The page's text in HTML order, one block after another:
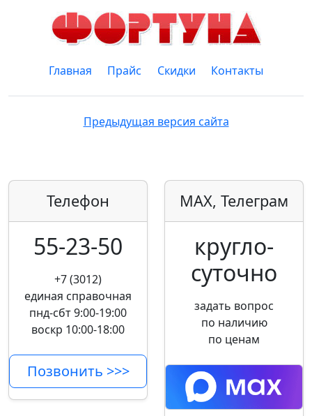
Главная Прайс Скидки Контакты
Предыдущая версия сайта
Телефон
55-23-50
+7 (3012)
единая справочная
пнд-сбт 9:00-19:00
воскр 10:00-18:00
Позвонить >>>
MAX, Телеграм
кругло­
суточно
задать вопрос
по наличию
по ценам